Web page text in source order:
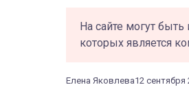
На сайте могут
которых является
Елена Яковлева12 сентября